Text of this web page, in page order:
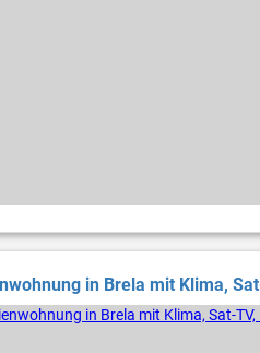
in Brela mit Klima,